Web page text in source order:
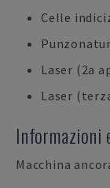
Celle
Laser (2a
Laser
Informazioni
Macchina